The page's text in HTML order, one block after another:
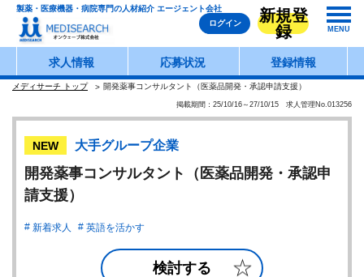
製薬・医療機器・病院専門の人材紹介 エージェント会社
ログイン
新規登
録
MENU
求人情報 応募状況 登録情報
メディサーチ トップ 開発薬事コンサルタント（医薬品開発・承認申請支援）
掲載期間：25/10/16～27/10/15 求人管理No.013256
NEW 大手グループ企業
開発薬事コンサルタント（医薬品開発・承認申
請支援）
新着求人 英語を活かす
検討する